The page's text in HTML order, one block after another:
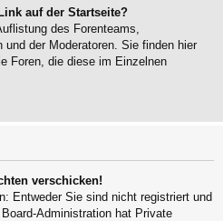
auf der Startseite?
des Forenteams,
der Moderatoren. Sie finden hier
Foren, die diese im Einzelnen
verschicken!
Entweder Sie sind nicht registriert und
Administration hat Private